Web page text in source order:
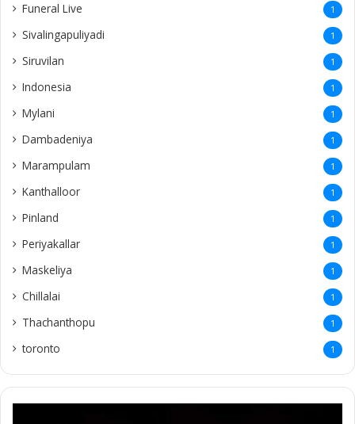
Chillalai 1
Thachanthopu 1
toronto 1